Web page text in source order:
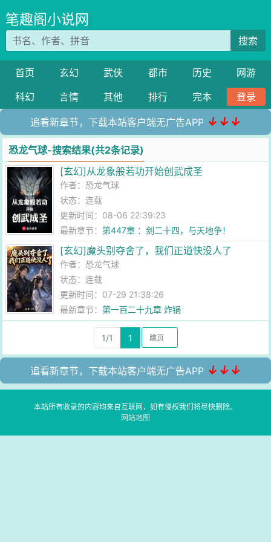
笔趣阁小说网
搜索
首页 玄幻 武侠 都市 历史
网游
科幻
言情 其他 排行 完本 登录
追看新章节，下载本站客户端无广告APP ↓↓↓
恐龙气球-搜索结果(共2条记录)
[玄幻]从龙象般若功开始创武成圣
作者： 恐龙气球
状态：连载
更新时间：08-06 22:39:23
最新章节：第447章 ：剑二十四，与天地争！
[玄幻]魔头别夺舍了，我们正道快没人了
作者： 恐龙气球
状态：连载
更新时间：07-29 21:38:26
最新章节：第一百二十九章 炸锅
1/1 1
追看新章节，下载本站客户端无广告APP ↓↓↓
本站所有收录的内容均来自互联网，如有侵权我们将尽快删除。
网站地图